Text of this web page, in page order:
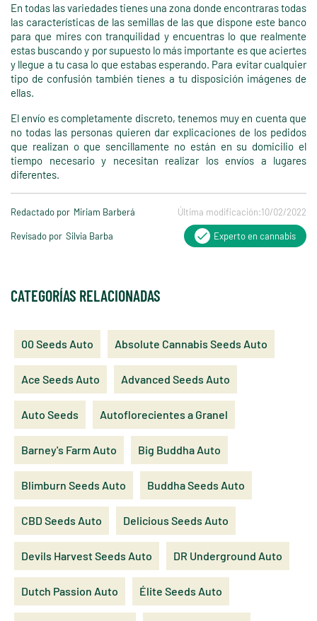
En todas las variedades tienes una zona donde encontraras todas
las características de las semillas de las que dispone este banco
para que mires con tranquilidad y encuentras lo que realmente
estas buscando y por supuesto lo más importante es que aciertes
y llegue a tu casa lo que estabas esperando. Para evitar cualquier
tipo de confusión también tienes a tu disposición imágenes de
ellas.
El envío es completamente discreto, tenemos muy en cuenta que
no todas las personas quieren dar explicaciones de los pedidos
que realizan o que sencillamente no están en su domicilio el
tiempo necesario y necesitan realizar los envíos a lugares
diferentes.
Redactado por Miriam Barberá Última modificación:10/02/2022
Revisado por Silvia Barba Experto en cannabis
CATEGORÍAS RELACIONADAS
00 Seeds Auto Absolute Cannabis Seeds Auto
Ace Seeds Auto Advanced Seeds Auto
Auto Seeds Autoflorecientes a Granel
Barney's Farm Auto Big Buddha Auto
Blimburn Seeds Auto Buddha Seeds Auto
CBD Seeds Auto Delicious Seeds Auto
Devils Harvest Seeds Auto DR Underground Auto
Dutch Passion Auto Élite Seeds Auto